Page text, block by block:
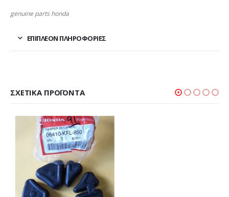
genuine parts honda
ΕΠΙΠΛΈΟΝ ΠΛΗΡΟΦΟΡΊΕΣ
ΣΧΕΤΙΚΆ ΠΡΟΪΌΝΤΑ